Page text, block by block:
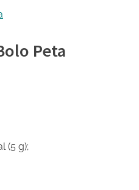
Peta
(5 g);